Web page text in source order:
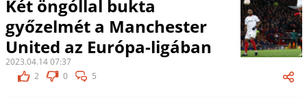
Két öngóllal bukta
győzelmét a Manchester
United az Európa-ligában
2023.04.14 07:37
2
0 5